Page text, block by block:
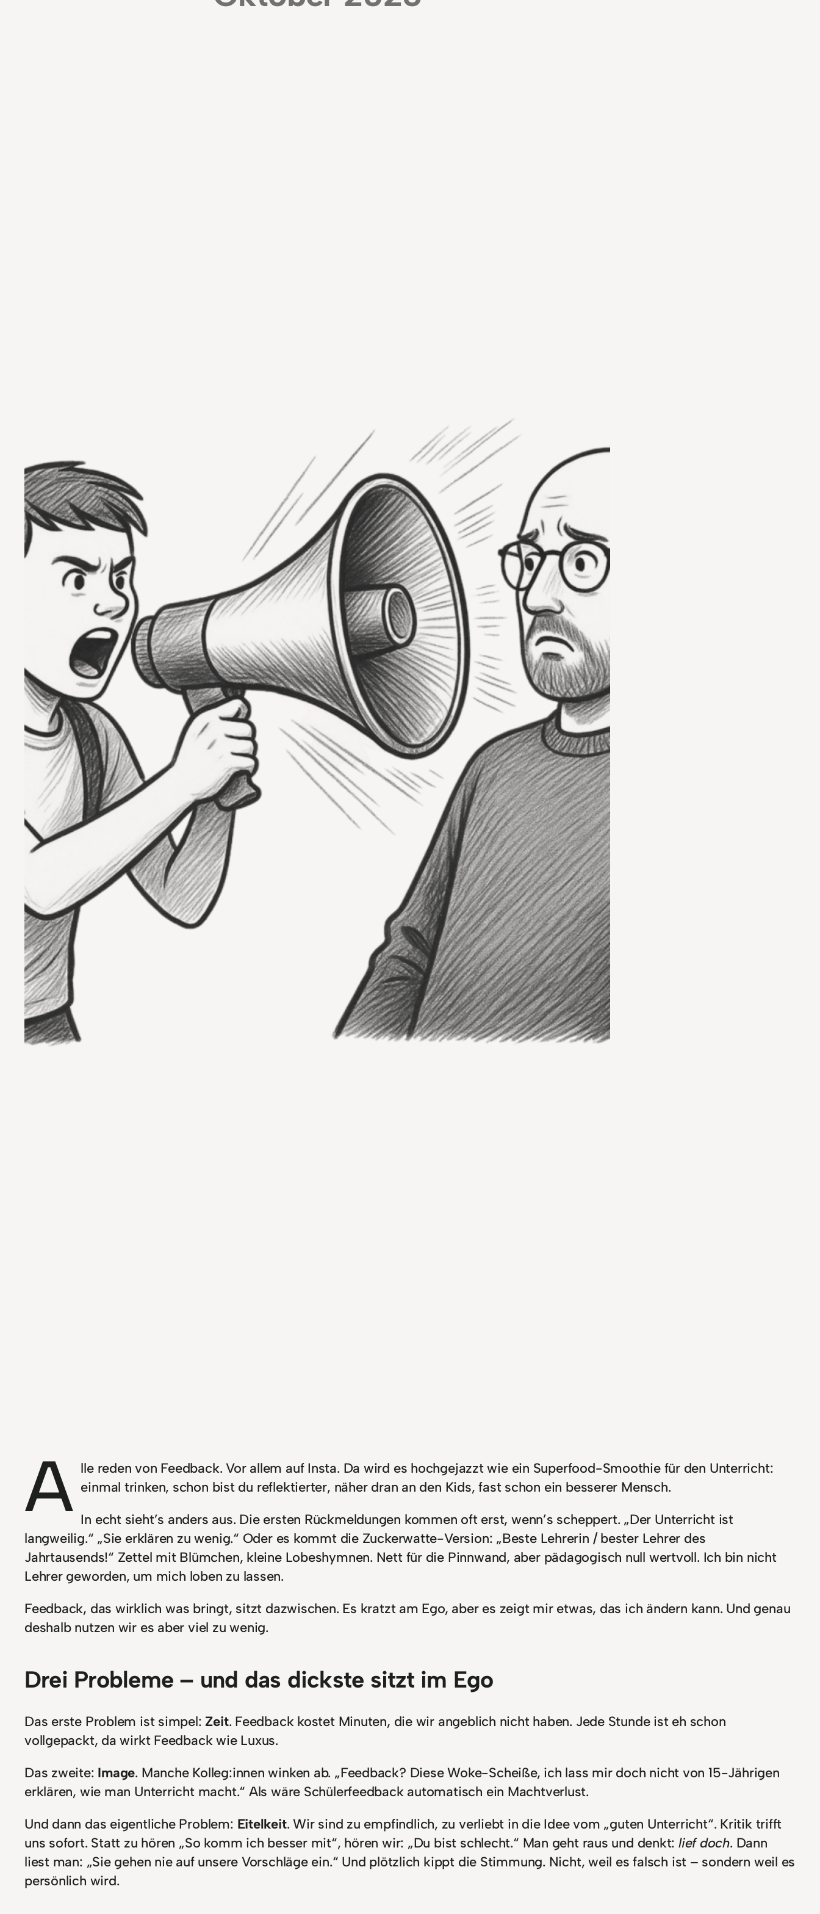
A lle reden von Feedback. Vor allem auf Insta. Da wird es hochgejazzt wie ein Superfood-Smoothie für den Unterricht:
einmal trinken, schon bist du reflektierter, näher dran an den Kids, fast schon ein besserer Mensch.
In echt sieht’s anders aus. Die ersten Rückmeldungen kommen oft erst, wenn’s scheppert. „Der Unterricht ist
langweilig.“ „Sie erklären zu wenig.“ Oder es kommt die Zuckerwatte-Version: „Beste Lehrerin / bester Lehrer des
Jahrtausends!“ Zettel mit Blümchen, kleine Lobeshymnen. Nett für die Pinnwand, aber pädagogisch null wertvoll. Ich bin nicht
Lehrer geworden, um mich loben zu lassen.
Feedback, das wirklich was bringt, sitzt dazwischen. Es kratzt am Ego, aber es zeigt mir etwas, das ich ändern kann. Und genau
deshalb nutzen wir es aber viel zu wenig.
Drei Probleme – und das dickste sitzt im Ego
Das erste Problem ist simpel: Zeit. Feedback kostet Minuten, die wir angeblich nicht haben. Jede Stunde ist eh schon
vollgepackt, da wirkt Feedback wie Luxus.
Das zweite: Image. Manche Kolleg:innen winken ab. „Feedback? Diese Woke-Scheiße, ich lass mir doch nicht von 15-Jährigen
erklären, wie man Unterricht macht.“ Als wäre Schülerfeedback automatisch ein Machtverlust.
Und dann das eigentliche Problem: Eitelkeit. Wir sind zu empfindlich, zu verliebt in die Idee vom „guten Unterricht“. Kritik trifft
uns sofort. Statt zu hören „So komm ich besser mit“, hören wir: „Du bist schlecht.“ Man geht raus und denkt:lief doch. Dann
liest man: „Sie gehen nie auf unsere Vorschläge ein.“ Und plötzlich kippt die Stimmung. Nicht, weil es falsch ist – sondern weil es
persönlich wird.